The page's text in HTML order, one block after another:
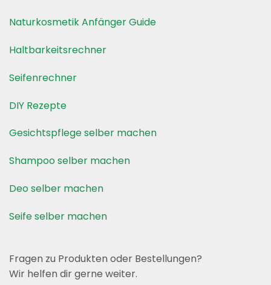
Naturkosmetik Anfänger Guide
Haltbarkeitsrechner
Seifenrechner
DIY Rezepte
Gesichtspflege selber machen
Shampoo selber machen
Deo selber machen
Seife selber machen
Fragen zu Produkten oder Bestellungen?
Wir helfen dir gerne weiter.